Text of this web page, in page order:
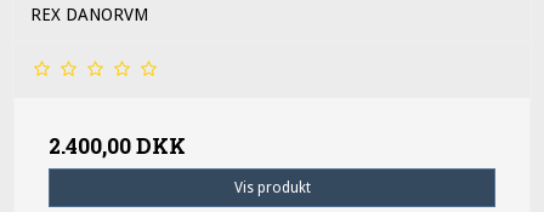
REX DANORVM
2.400,00 DKK
Vis produkt